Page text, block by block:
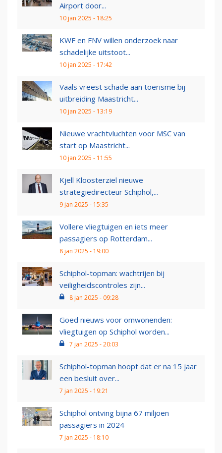
Airport door...
10 jan 2025 - 18:25
KWF en FNV willen onderzoek naar
schadelijke uitstoot...
10 jan 2025 - 17:42
Vaals vreest schade aan toerisme bij
uitbreiding Maastricht...
10 jan 2025 - 13:19
Nieuwe vrachtvluchten voor MSC van
start op Maastricht...
10 jan 2025 - 11:55
Kjell Kloosterziel nieuwe
strategiedirecteur Schiphol,...
9 jan 2025 - 15:35
Vollere vliegtuigen en iets meer
passagiers op Rotterdam...
8 jan 2025 - 19:00
Schiphol-topman: wachtrijen bij
veiligheidscontroles zijn...
8 jan 2025 - 09:28
Goed nieuws voor omwonenden:
vliegtuigen op Schiphol worden...
7 jan 2025 - 20:03
Schiphol-topman hoopt dat er na 15 jaar
een besluit over...
7 jan 2025 - 19:21
Schiphol ontving bijna 67 miljoen
passagiers in 2024
7 jan 2025 - 18:10